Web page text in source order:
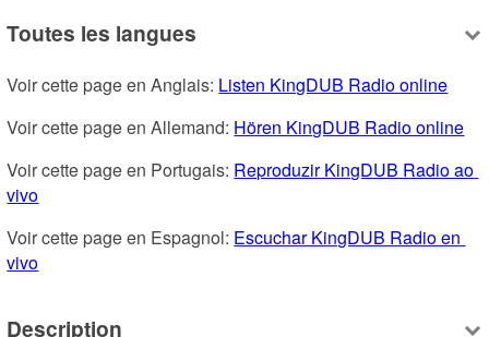
Toutes les langues
Voir cette page en Anglais: Listen KingDUB Radio online
Voir cette page en Allemand: Hören KingDUB Radio online
Voir cette page en Portugais: Reproduzir KingDUB Radio ao
vivo
Voir cette page en Espagnol: Escuchar KingDUB Radio en
vivo
Description